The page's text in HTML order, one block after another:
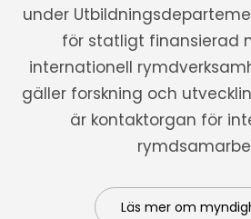
under
för statligt finansierad
internationell
gäller forskning och
är kontaktorgan för
Läs mer om